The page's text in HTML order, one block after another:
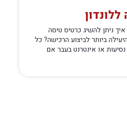
ניתן להשיג כרטיס טיסה
ביותר לביצוע הרכישה? כל
או אינטרנט בעבר אם